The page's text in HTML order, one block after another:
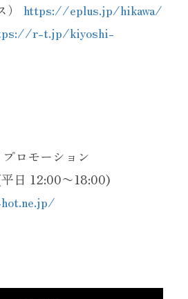
https://eplus.jp/hikawa/
r-t.jp/kiyoshi-
ロモーション
日 12:00〜18:00)